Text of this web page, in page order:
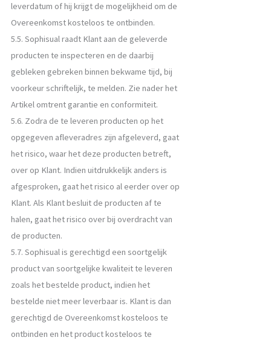
leverdatum of hij krijgt de mogelijkheid om de
Overeenkomst kosteloos te ontbinden.
5.5. Sophisual raadt Klant aan de geleverde
producten te inspecteren en de daarbij
gebleken gebreken binnen bekwame tijd, bij
voorkeur schriftelijk, te melden. Zie nader het
Artikel omtrent garantie en conformiteit.
5.6. Zodra de te leveren producten op het
opgegeven afleveradres zijn afgeleverd, gaat
het risico, waar het deze producten betreft,
over op Klant. Indien uitdrukkelijk anders is
afgesproken, gaat het risico al eerder over op
Klant. Als Klant besluit de producten af te
halen, gaat het risico over bij overdracht van
de producten.
5.7. Sophisual is gerechtigd een soortgelijk
product van soortgelijke kwaliteit te leveren
zoals het bestelde product, indien het
bestelde niet meer leverbaar is. Klant is dan
gerechtigd de Overeenkomst kosteloos te
ontbinden en het product kosteloos te